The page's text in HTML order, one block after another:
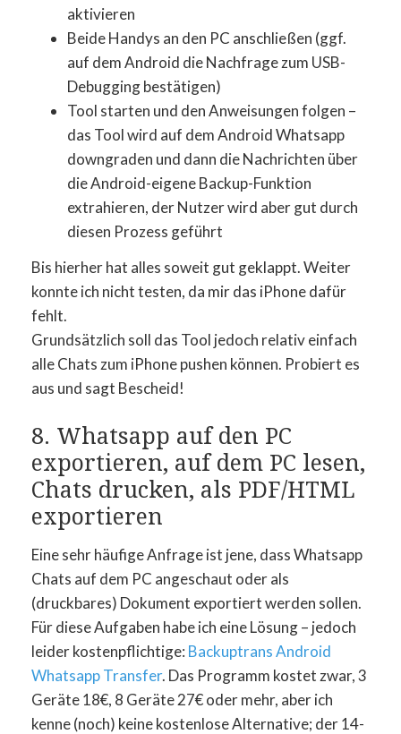
aktivieren
Beide Handys an den PC anschließen (ggf.
auf dem Android die Nachfrage zum USB-
Debugging bestätigen)
Tool starten und den Anweisungen folgen –
das Tool wird auf dem Android Whatsapp
downgraden und dann die Nachrichten über
die Android-eigene Backup-Funktion
extrahieren, der Nutzer wird aber gut durch
diesen Prozess geführt
Bis hierher hat alles soweit gut geklappt. Weiter
konnte ich nicht testen, da mir das iPhone dafür
fehlt.
Grundsätzlich soll das Tool jedoch relativ einfach
alle Chats zum iPhone pushen können. Probiert es
aus und sagt Bescheid!
8. Whatsapp auf den PC
exportieren, auf dem PC lesen,
Chats drucken, als PDF/HTML
exportieren
Eine sehr häufige Anfrage ist jene, dass Whatsapp
Chats auf dem PC angeschaut oder als
(druckbares) Dokument exportiert werden sollen.
Für diese Aufgaben habe ich eine Lösung – jedoch
leider kostenpflichtige: Backuptrans Android
Whatsapp Transfer. Das Programm kostet zwar, 3
Geräte 18€, 8 Geräte 27€ oder mehr, aber ich
kenne (noch) keine kostenlose Alternative; der 14-